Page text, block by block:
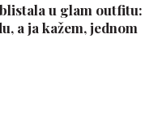
u glam outfitu:
a ja kažem, jednom